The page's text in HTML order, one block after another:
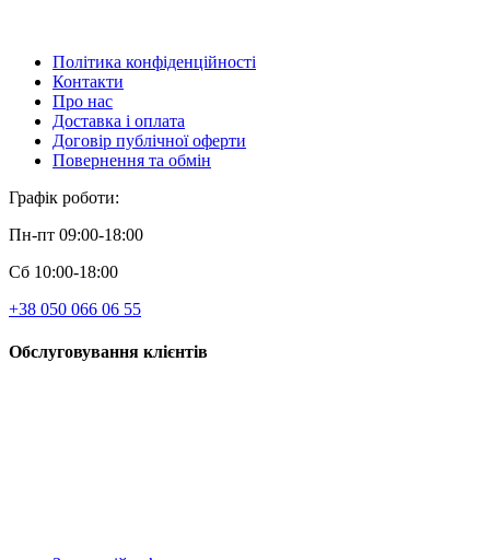
Політика конфіденційності
Контакти
Про нас
Доставка і оплата
Договір публічної оферти
Повернення та обмін
Графік роботи:
Пн-пт 09:00-18:00
Сб 10:00-18:00
+38 050 066 06 55
Обслуговування клієнтів